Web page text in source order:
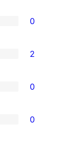
0
2
0
0